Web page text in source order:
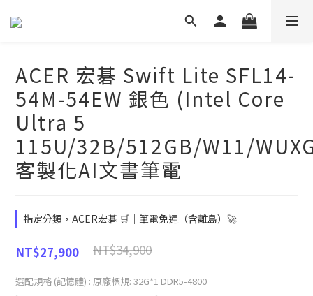
ACER 宏碁 Swift Lite SFL14-
54M-54EW 銀色 (Intel Core
Ultra 5
115U/32B/512GB/W11/
客製化AI文書筆電
指定分類，ACER宏碁 🛒｜筆電免運（含離島）🚀
NT$34,900
NT$27,900
選配規格 (記憶體) : 原廠標規: 32G*1 DDR5-4800